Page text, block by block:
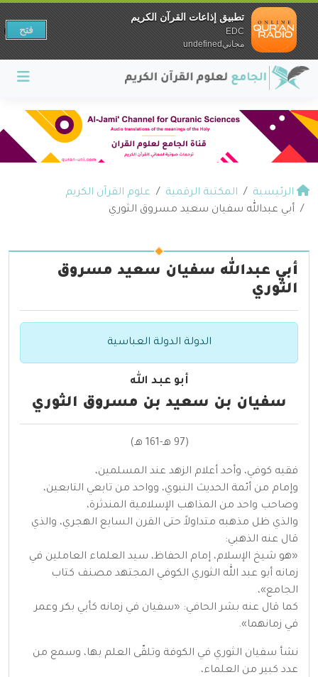
الرئيسية المكتبة الرقمية
علوم القرآن الكريم
أبي عبدالله سفيان سعيد مسروق الثوري
أبي عبدالله سفيان سعيد مسروق
الثوري
الدولة الدولة العباسية
أبو عبد الله
سفيان بن سعيد بن مسروق الثوري
(97 هـ-161 هـ)
فقيه كوفي، وأحد أعلام الزهد عند المسلمين،
وإمام من أئمة الحديث النبوي، وواحد من تابعي التابعين،
وصاحب واحد من المذاهب الإسلامية المندثرة،
والذي ظل مذهبه متداولاً حتى القرن السابع الهجري، والذي
قال عنه الذهبي:
«هو شيخ الإسلام، إمام الحفاظ، سيد العلماء العاملين في
زمانه أبو عبد الله الثوري الكوفي المجتهد مصنف كتاب
الجامع»،
كما قال عنه بشر الحافي: «سفيان في زمانه كأبي بكر وعمر
في زمانهما».
نشأ سفيان الثوري في الكوفة وتلقّى العلم بها، وسمع من
عدد كبير من العلماء،
تطبيق إذاعات القرآن الكريم
EDC
مجانيundefined
فتح